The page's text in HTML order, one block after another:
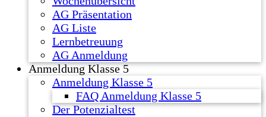
AG Präsentation
AG Liste
Lernbetreuung
AG Anmeldung
Anmeldung Klasse 5
Anmeldung Klasse 5
FAQ Anmeldung Klasse 5
Der Potenzialtest